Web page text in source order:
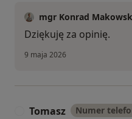
mgr Konrad
Dziękuję za opinię.
9 maja 2026
Tomasz Numer